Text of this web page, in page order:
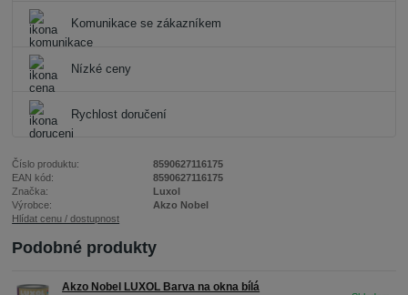
Komunikace se zákazníkem
Nízké ceny
Rychlost doručení
Číslo produktu:
8590627116175
EAN kód:
8590627116175
Značka:
Luxol
Výrobce:
Akzo Nobel
Hlídat cenu / dostupnost
Podobné produkty
Akzo Nobel LUXOL Barva na okna bílá